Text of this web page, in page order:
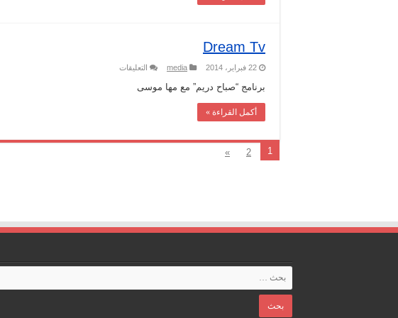
Dream Tv
22 فبراير، 2014 media التعليقات
برنامج “صباح دريم” مع مها موسى
أكمل القراءة »
1
2
»